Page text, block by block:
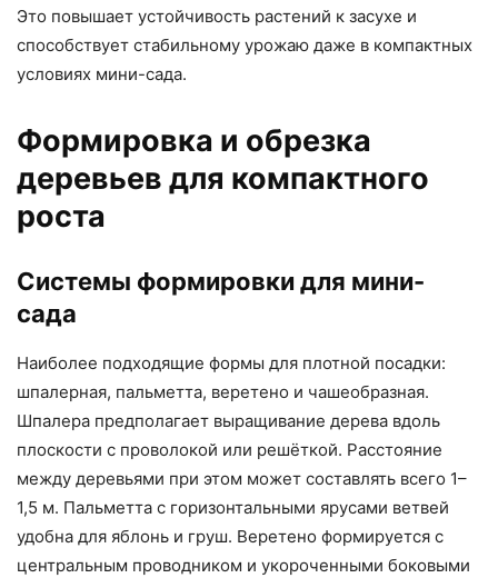
Это повышает устойчивость растений к засухе и
способствует стабильному урожаю даже в компактных
условиях мини-сада.
Формировка и обрезка
деревьев для компактного
роста
Системы формировки для мини-
сада
Наиболее подходящие формы для плотной посадки:
шпалерная, пальметта, веретено и чашеобразная.
Шпалера предполагает выращивание дерева вдоль
плоскости с проволокой или решёткой. Расстояние
между деревьями при этом может составлять всего 1–
1,5 м. Пальметта с горизонтальными ярусами ветвей
удобна для яблонь и груш. Веретено формируется с
центральным проводником и укороченными боковыми